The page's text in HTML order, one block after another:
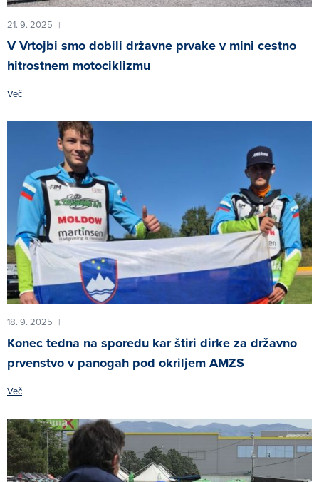
21. 9. 2025 |
V Vrtojbi smo dobili državne prvake v mini cestno
hitrostnem motociklizmu
Več
18. 9. 2025 |
Konec tedna na sporedu kar štiri dirke za državno
prvenstvo v panogah pod okriljem AMZS
Več